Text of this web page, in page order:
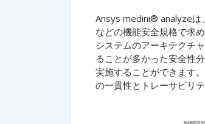
Ansys medini® analyzeは
などの機能安全規格で求
システムのアーキテクチ
ることが多かった安全性
実施することができます
の一貫性とトレーサビリ